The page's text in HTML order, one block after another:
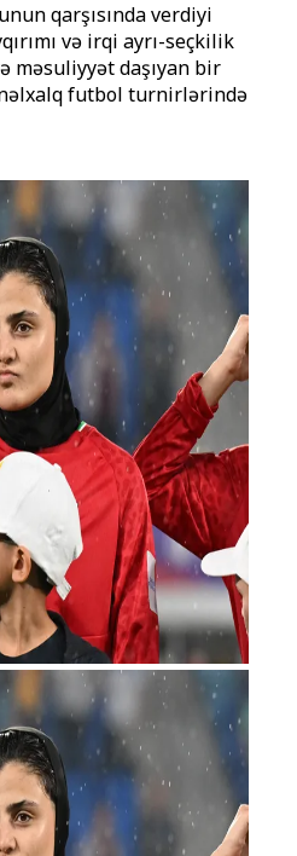
qarşısında verdiyi
və irqi ayrı-seçkilik
məsuliyyət daşıyan bir
futbol turnirlərində